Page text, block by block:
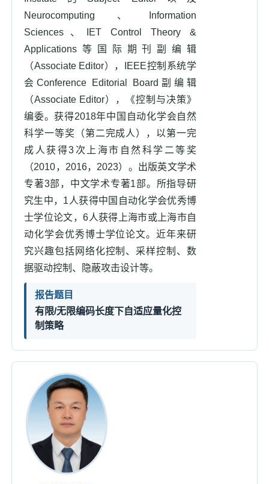
Neurocomputing、Information
Sciences、IET Control Theory &
Applications等国际期刊副编辑
（Associate Editor），IEEE控制系统学
会Conference Editorial Board副编辑
（Associate Editor），《控制与决策》
编委。获得2018年中国自动化学会自然
科学一等奖（第二完成人），以第一完
成人获得3次上海市自然科学二等奖
（2010，2016，2023）。出版英文学术
专著3部，中文学术专著1部。所指导研
究生中，1人获得中国自动化学会优秀博
士学位论文，6人获得上海市或上海市自
动化学会优秀博士学位论文。近年来研
究兴趣包括网络化控制、采样控制、数
据驱动控制、隐蔽攻击设计等。
报告题目
有限/无限编码长度下自适应量化控
制策略